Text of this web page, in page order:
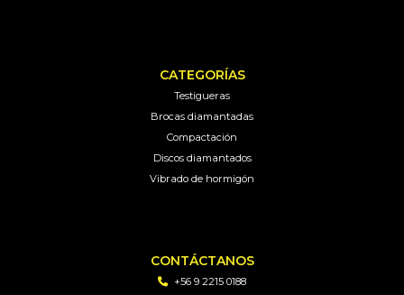
CATEGORÍAS
Testigueras
Brocas diamantadas
Compactación
Discos diamantados
Vibrado de hormigón
CONTÁCTANOS
+56 9 2215 0188